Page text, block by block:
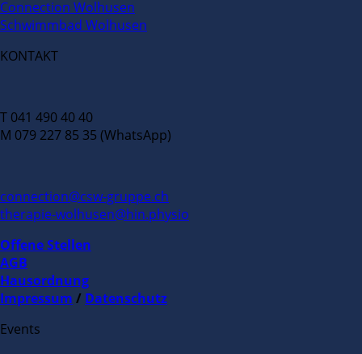
Connection Wolhusen
Schwimmbad Wolhusen
KONTAKT
T 041 490 40 40
M 079 227 85 35 (WhatsApp)
connection@csw-gruppe.ch
therapie-wolhusen@hin.physio
Offene Stellen
AGB
Hausordnung
Impressum / Datenschutz
Events